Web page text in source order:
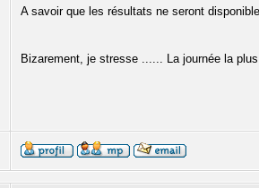
A savoir que les résultats ne seront
Bizarement, je stresse ...... La journée la